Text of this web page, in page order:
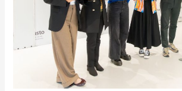
iniciativa
pionera
transformar